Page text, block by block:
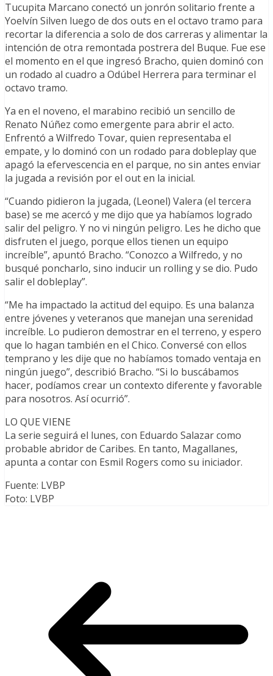
Tucupita Marcano conectó un jonrón solitario frente a
Yoelvín Silven luego de dos outs en el octavo tramo para
recortar la diferencia a solo de dos carreras y alimentar la
intención de otra remontada postrera del Buque. Fue ese
el momento en el que ingresó Bracho, quien dominó con
un rodado al cuadro a Odúbel Herrera para terminar el
octavo tramo.
Ya en el noveno, el marabino recibió un sencillo de
Renato Núñez como emergente para abrir el acto.
Enfrentó a Wilfredo Tovar, quien representaba el
empate, y lo dominó con un rodado para dobleplay que
apagó la efervescencia en el parque, no sin antes enviar
la jugada a revisión por el out en la inicial.
“Cuando pidieron la jugada, (Leonel) Valera (el tercera
base) se me acercó y me dijo que ya habíamos logrado
salir del peligro. Y no vi ningún peligro. Les he dicho que
disfruten el juego, porque ellos tienen un equipo
increíble”, apuntó Bracho. “Conozco a Wilfredo, y no
busqué poncharlo, sino inducir un rolling y se dio. Pudo
salir el dobleplay”.
“Me ha impactado la actitud del equipo. Es una balanza
entre jóvenes y veteranos que manejan una serenidad
increíble. Lo pudieron demostrar en el terreno, y espero
que lo hagan también en el Chico. Conversé con ellos
temprano y les dije que no habíamos tomado ventaja en
ningún juego”, describió Bracho. “Si lo buscábamos
hacer, podíamos crear un contexto diferente y favorable
para nosotros. Así ocurrió”.
LO QUE VIENE
La serie seguirá el lunes, con Eduardo Salazar como
probable abridor de Caribes. En tanto, Magallanes,
apunta a contar con Esmil Rogers como su iniciador.
Fuente: LVBP
Foto: LVBP